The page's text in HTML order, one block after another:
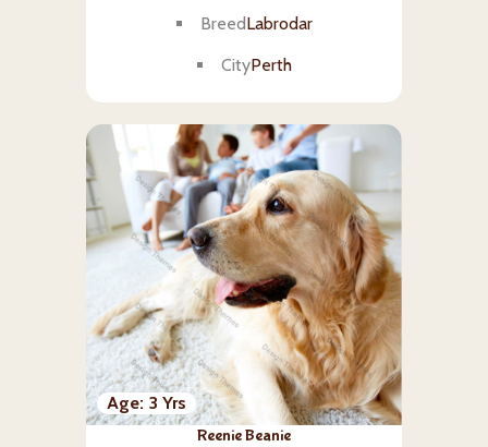
BreedLabrodar
CityPerth
Age 3 Yrs
Reenie Beanie